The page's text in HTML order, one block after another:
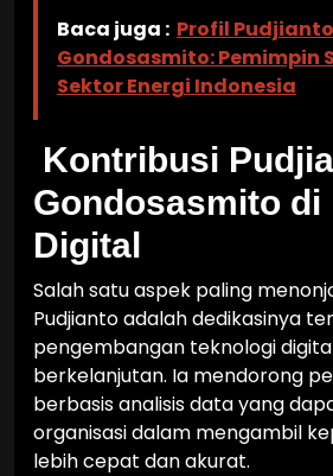
Baca juga : Profil Pudjianto
Gondosasmito: Pemimpin
Sektor Energi Indonesia
Kontribusi
Gondosasmito di
Digital
Salah satu aspek paling
Pudjianto adalah dedikasinya
pengembangan teknologi
berkelanjutan. Ia mendorong
berbasis analisis data yang
organisasi dalam mengambil
lebih cepat dan akurat.